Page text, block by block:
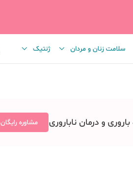
سلامت زنان و مردان ژنتیک
و درمان ناباروری مشاوره رایگان